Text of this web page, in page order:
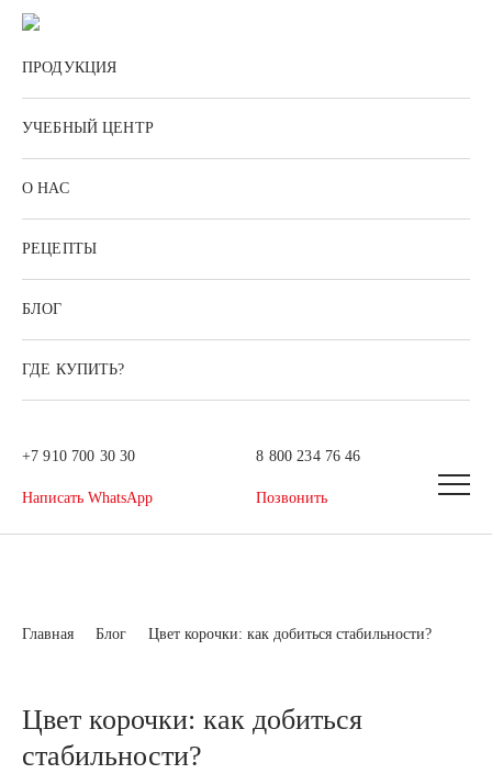
ПРОДУКЦИЯ
УЧЕБНЫЙ ЦЕНТР
О НАС
РЕЦЕПТЫ
БЛОГ
ГДЕ КУПИТЬ?
+7 910 700 30 30
Написать WhatsApp
8 800 234 76 46
Позвонить
Главная Блог Цвет корочки: как добиться стабильности?
Цвет корочки: как добиться
стабильности?